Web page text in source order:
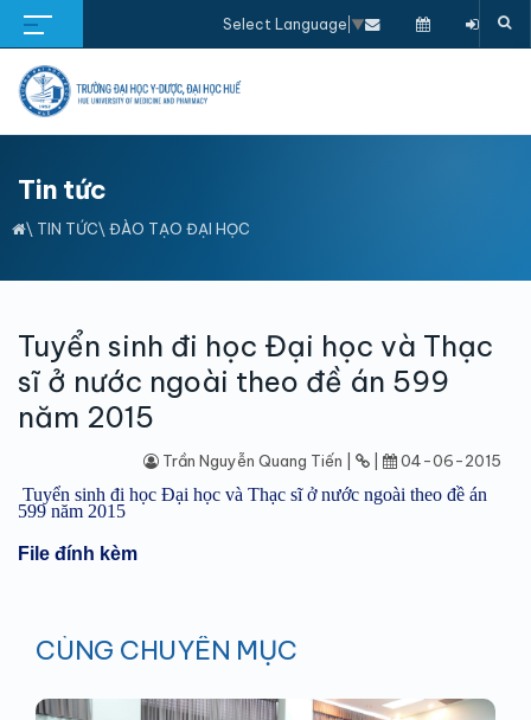
Select Language ▼
Tin tức
\ TIN TỨC\ ĐÀO TẠO ĐẠI HỌC
Tuyển sinh đi học Đại học và Thạc
sĩ ở nước ngoài theo đề án 599
năm 2015
Trần Nguyễn Quang Tiến | 04-06-2015
Tuyển sinh đi học Đại học và Thạc sĩ ở nước ngoài theo đề án
599 năm 2015
File đính kèm
CÙNG CHUYÊN MỤC